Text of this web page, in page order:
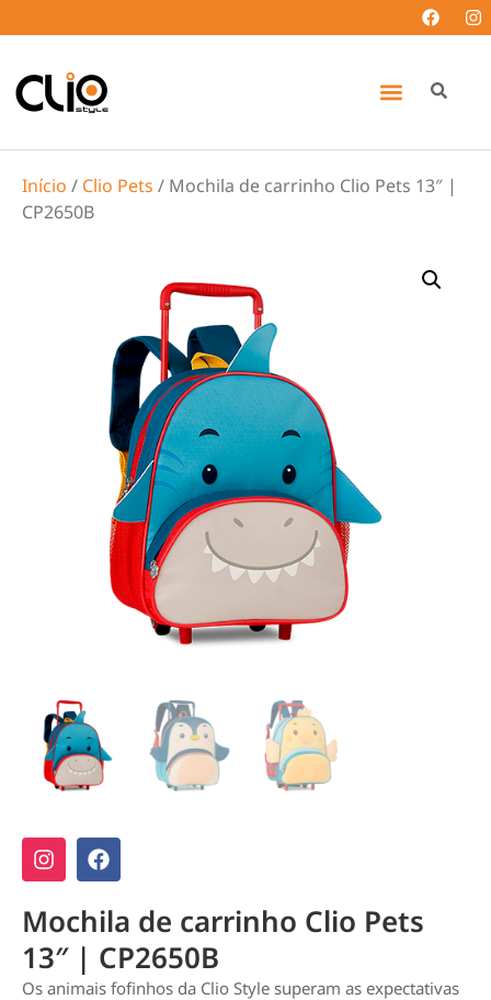
Início / Clio Pets / Mochila de carrinho Clio Pets 13″ |
CP2650B
Mochila de carrinho Clio Pets
13″ | CP2650B
Os animais fofinhos da Clio Style superam as expectativas